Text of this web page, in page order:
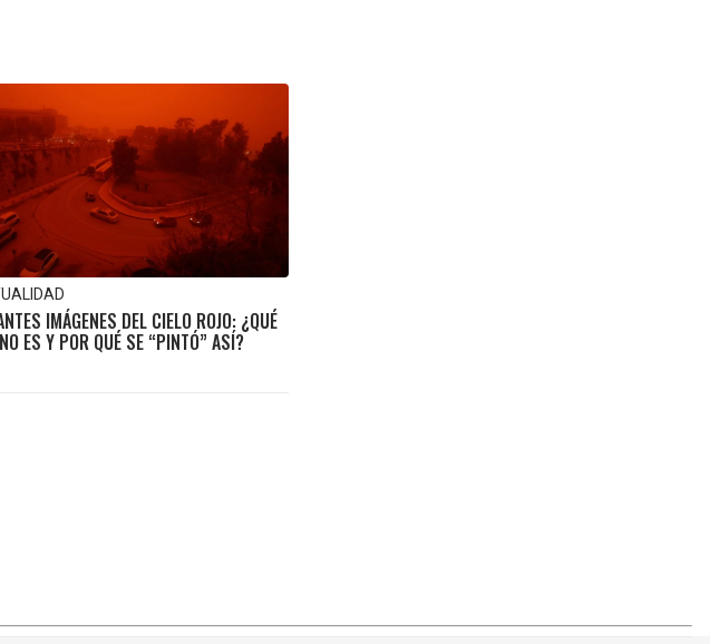
IMÁGENES DEL CIELO ROJO: ¿QUÉ
ES Y POR QUÉ SE “PINTÓ” ASÍ?